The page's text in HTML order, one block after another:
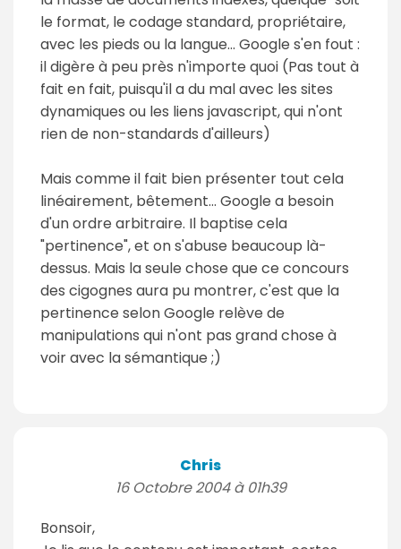
le format, le codage standard, propriétaire,
avec les pieds ou la langue... Google s'en fout :
il digère à peu près n'importe quoi (Pas tout à
fait en fait, puisqu'il a du mal avec les sites
dynamiques ou les liens javascript, qui n'ont
rien de non-standards d'ailleurs)
Mais comme il fait bien présenter tout cela
linéairement, bêtement... Google a besoin
d'un ordre arbitraire. Il baptise cela
"pertinence", et on s'abuse beaucoup là-
dessus. Mais la seule chose que ce concours
des cigognes aura pu montrer, c'est que la
pertinence selon Google relève de
manipulations qui n'ont pas grand chose à
voir avec la sémantique ;)
Chris
16 Octobre 2004 à 01h39
Bonsoir,